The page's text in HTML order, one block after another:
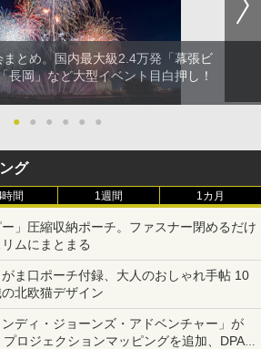
とめ。国内最大級2.4万発「幕張ビ
長岡」など大型イベント目白押し！
● ● ● ● ● ●
グ
間 1週間 1カ月
」圧縮収納ポーチ。ファスナー閉めるだけ
ムにまとまる
がま口ポーチ付録、大人のおしゃれ手帖 10
北欧猫デザイン
ディ・ジョーンズ・アドベンチャー」が
ロジェクションマッピングを追加、DPA